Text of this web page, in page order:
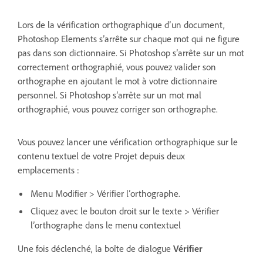
Lors de la vérification orthographique d’un document,
Photoshop Elements s’arrête sur chaque mot qui ne figure
pas dans son dictionnaire. Si Photoshop s’arrête sur un mot
correctement orthographié, vous pouvez valider son
orthographe en ajoutant le mot à votre dictionnaire
personnel. Si Photoshop s’arrête sur un mot mal
orthographié, vous pouvez corriger son orthographe.
Vous pouvez lancer une vérification orthographique sur le
contenu textuel de votre Projet depuis deux
emplacements :
Menu Modifier > Vérifier l’orthographe.
Cliquez avec le bouton droit sur le texte > Vérifier
l’orthographe dans le menu contextuel
Une fois déclenché, la boîte de dialogue Vérifier